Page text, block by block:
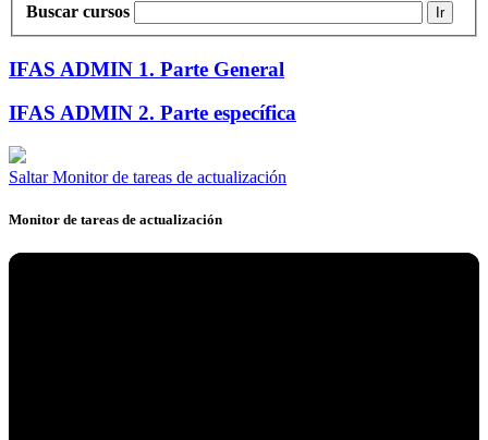
Buscar cursos Ir
IFAS ADMIN 1. Parte General
IFAS ADMIN 2. Parte específica
Saltar Monitor de tareas de actualización
Monitor de tareas de actualización